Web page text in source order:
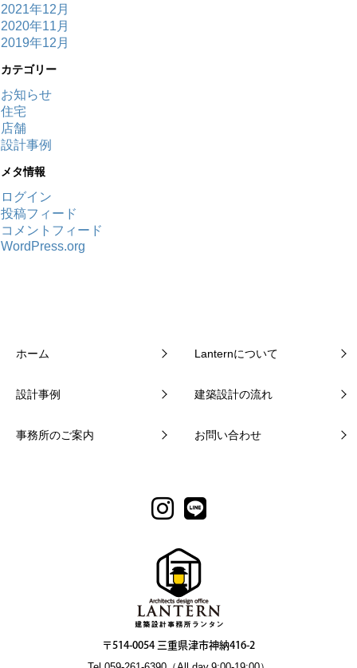
2021年12月
2020年11月
2019年12月
カテゴリー
お知らせ
住宅
店舗
設計事例
メタ情報
ログイン
投稿フィード
コメントフィード
WordPress.org
ホーム Lanternについて
設計事例 建築設計の流れ
事務所のご案内 お問い合わせ
〒514-0054 三重県津市神納416-2